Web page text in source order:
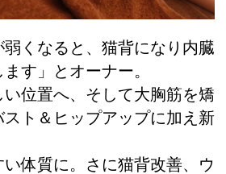
弱くなると、猫背になり内臓
す」とオーナー。
位置へ、そして大胸筋を矯
ト＆ヒップアップに加え新
体質に。さに猫背改善、ウ